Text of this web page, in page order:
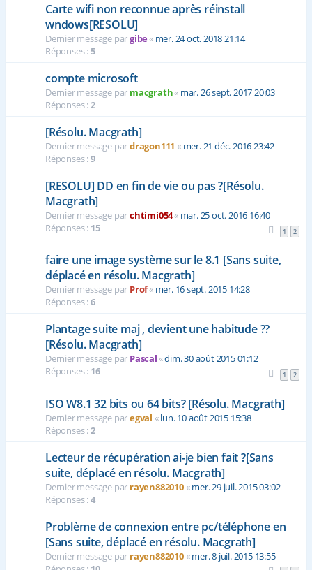
Carte wifi non reconnue après réinstall
wndows[RESOLU]
Dernier message pargibe« mer. 24 oct. 2018 21:14
Réponses :5
compte microsoft
Dernier message par macgrath« mar. 26 sept. 2017 20:03
Réponses :2
[Résolu. Macgrath]
Dernier message pardragon111 « mer. 21 déc. 2016 23:42
Réponses :9
[RESOLU] DD en fin de vie ou pas ?[Résolu.
Macgrath]
Dernier message parchtimi054« mar. 25 oct. 2016 16:40
Réponses : 15 1 2
faire une image système sur le 8.1 [Sans suite,
déplacé en résolu. Macgrath]
Dernier message par Prof« mer. 16 sept. 2015 14:28
Réponses :6
Plantage suite maj , devient une habitude ??
[Résolu. Macgrath]
Dernier message par Pascal«dim. 30 août 2015 01:12
Réponses : 16 1 2
ISO W8.1 32 bits ou 64 bits? [Résolu. Macgrath]
Dernier message paregval «lun. 10 août 2015 15:38
Réponses :2
Lecteur de récupération ai-je bien fait ?[Sans
suite, déplacé en résolu. Macgrath]
Dernier message par rayen882010«mer. 29 juil. 2015 03:02
Réponses :4
Problème de connexion entre pc/téléphone en
[Sans suite, déplacé en résolu. Macgrath]
Dernier message par rayen882010«mer. 8 juil. 2015 13:55